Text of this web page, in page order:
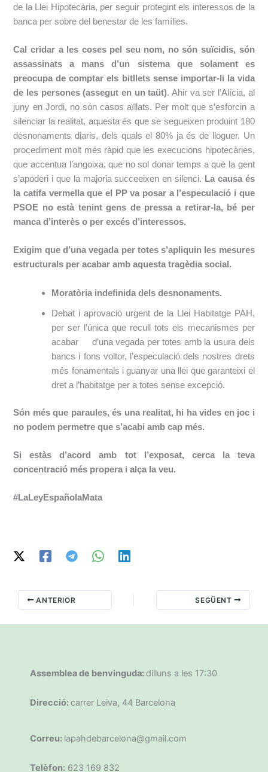
de la Llei Hipotecària, per seguir protegint els interessos de la
banca per sobre del benestar de les famílies.
Cal cridar a les coses pel seu nom, no són suïcidis, són
assassinats a mans d’un sistema que solament es
preocupa de comptar els bitllets sense importar-li la vida
de les persones (assegut en un taüt). Ahir va ser l’Alícia, al
juny en Jordi, no són casos aïllats. Per molt que s’esforcin a
silenciar la realitat, aquesta és que se segueixen produint 180
desnonaments diaris, dels quals el 80% ja és de lloguer. Un
procediment molt més ràpid que les execucions hipotecàries,
que accentua l’angoixa, que no sol donar temps a què la gent
s’apoderi i que la majoria succeeixen en silenci. La causa és
la catifa vermella que el PP va posar a l’especulació i que
PSOE no està tenint gens de pressa a retirar-la, bé per
manca d’interès o per excés d’interessos.
Exigim que d’una vegada per totes s’apliquin les mesures
estructurals per acabar amb aquesta tragèdia social.
Moratòria indefinida dels desnonaments.
Debat i aprovació urgent de la Llei Habitatge PAH,
per ser l’única que recull tots els mecanismes per
acabar d’una vegada per totes amb la usura dels
bancs i fons voltor, l’especulació dels nostres drets
més fonamentals i guanyar una llei que garanteixi el
dret a l’habitatge per a totes sense excepció.
Són més que paraules, és una realitat, hi ha vides en joc i
no podem permetre que s’acabi amb cap més.
Si estàs d’acord amb tot l’exposat, cerca la teva
concentració més propera i alça la veu.
#LaLeyEspañolaMata
ANTERIOR SEGÜENT
Assemblea de benvinguda: dilluns a les 17:30
Direcció: carrer Leiva, 44 Barcelona
Correu: lapahdebarcelona@gmail.com
Telèfon: 623 169 832